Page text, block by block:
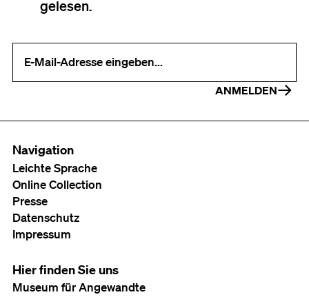
gelesen.
ANMELDEN
Navigation
Leichte Sprache
Online Collection
Presse
Datenschutz
Impressum
Hier finden Sie uns
Museum für Angewandte